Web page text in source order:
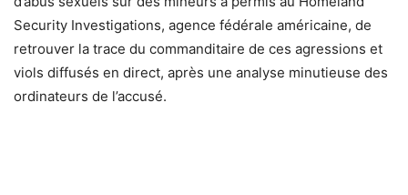
Security Investigations, agence fédérale américaine, de
retrouver la trace du commanditaire de ces agressions et
viols diffusés en direct, après une analyse minutieuse des
ordinateurs de l’accusé.